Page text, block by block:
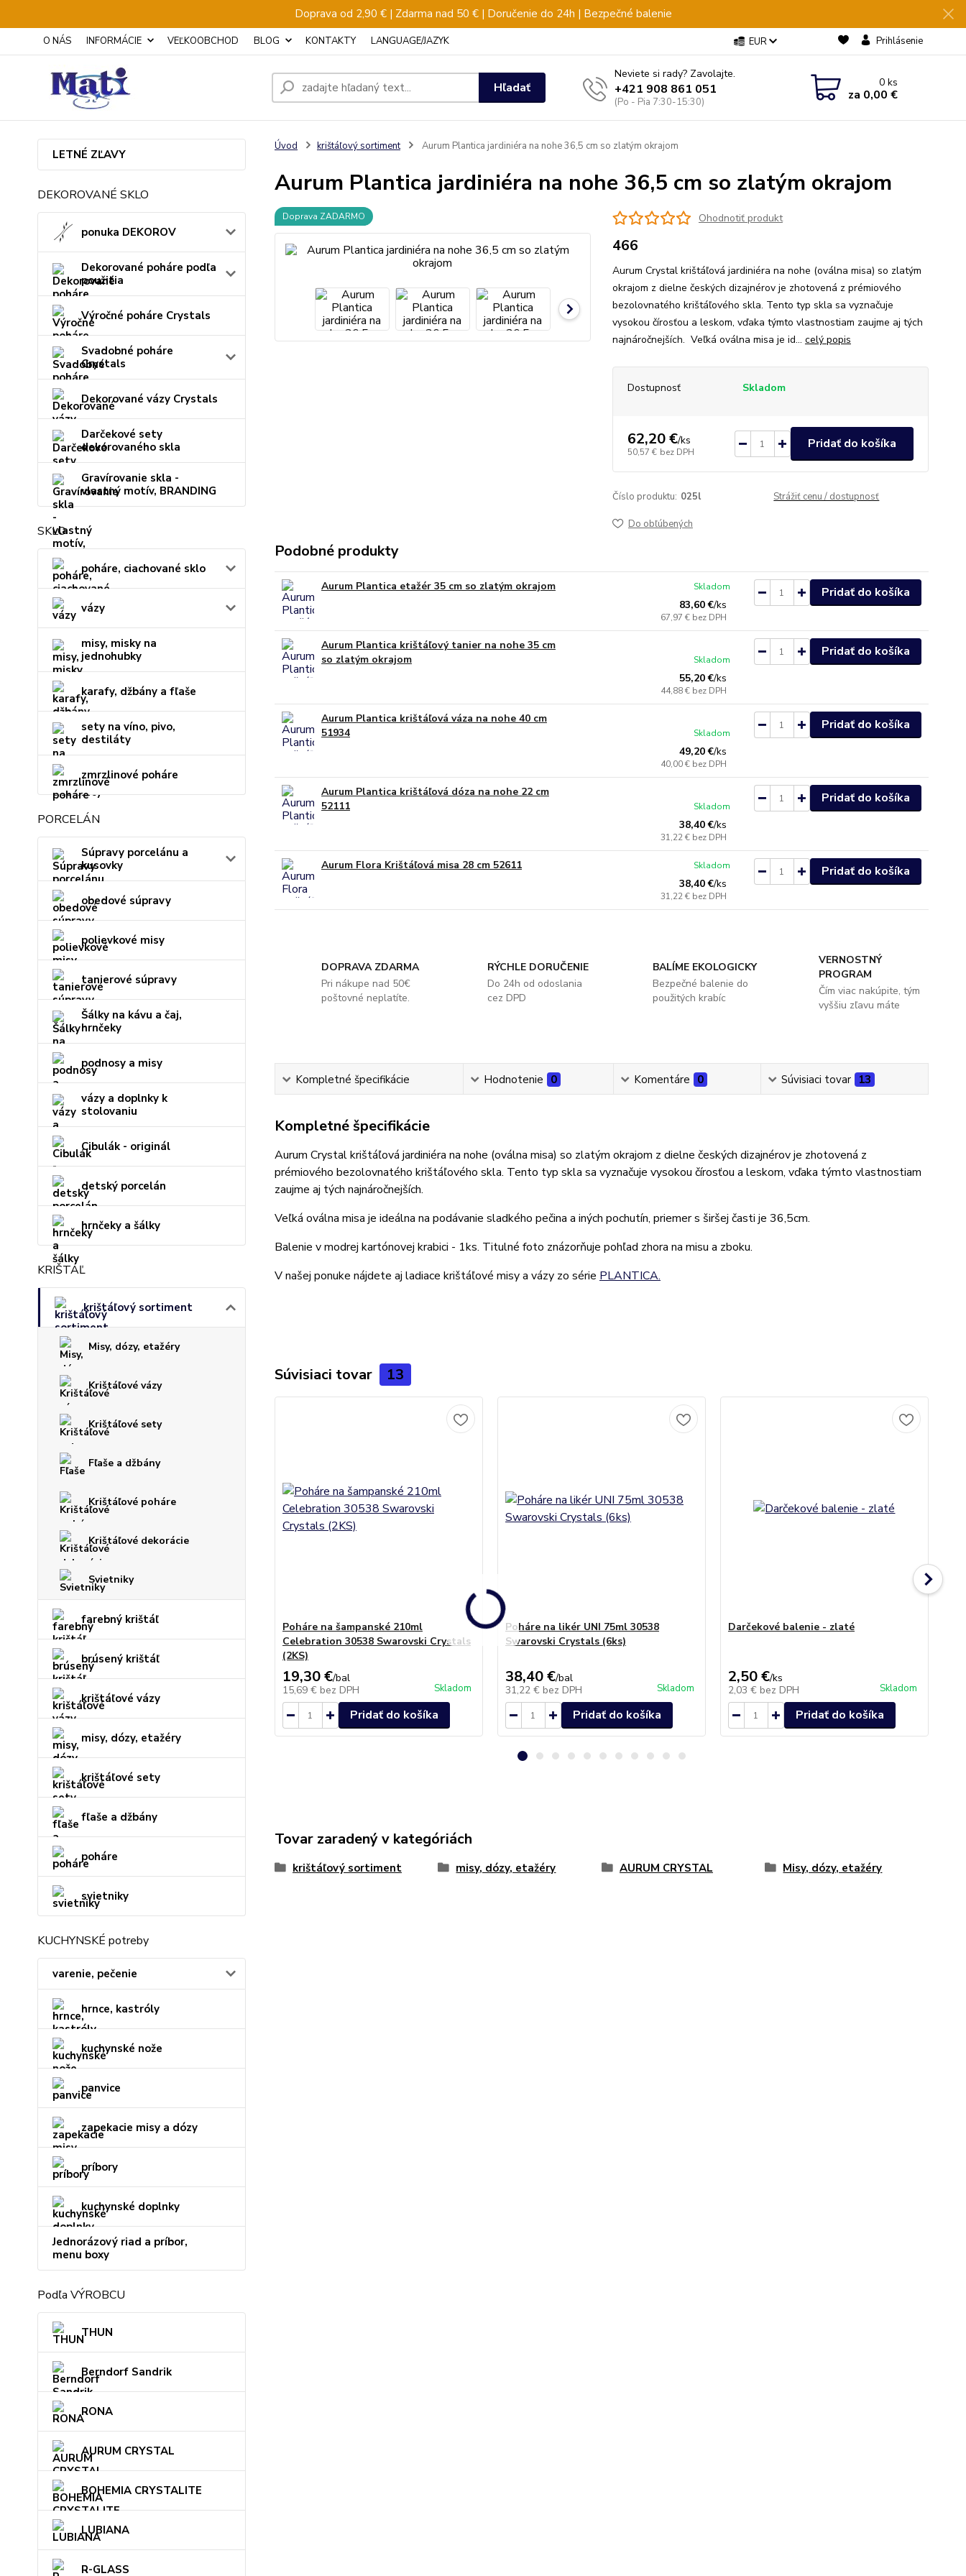
Doprava od 2,90 € | Zdarma nad 50 € | Doručenie do 24h | Bezpečné balenie
O NÁS INFORMÁCIE VEĽKOOBCHOD BLOG KONTAKTY LANGUAGE/JAZYK EUR Prihlásenie
Hľadať
Neviete si rady? Zavolajte.
+421 908 861 051
(Po - Pia 7:30-15:30)
0ks
za 0,00 €
LETNÉ ZĽAVY
DEKOROVANÉ SKLO
ponuka DEKOROV
Dekorované poháre podľa
použitia
Výročné poháre Crystals
Svadobné poháre
Crystals
Dekorované vázy Crystals
Darčekové sety
dekorovaného skla
Gravírovanie skla -
vlastný motív, BRANDING
SKLO
poháre, ciachované sklo
vázy
misy, misky na
jednohubky
karafy, džbány a fľaše
sety na víno, pivo,
destiláty
zmrzlinové poháre
PORCELÁN
Súpravy porcelánu a
kusovky
obedové súpravy
polievkové misy
tanierové súpravy
Šálky na kávu a čaj,
hrnčeky
podnosy a misy
vázy a doplnky k
stolovaniu
Cibulák - originál
detský porcelán
hrnčeky a šálky
KRIŠTÁĽ
krištáľový sortiment
Misy, dózy, etažéry
Krištáľové vázy
Krištáľové sety
Fľaše a džbány
Krištáľové poháre
Krištáľové dekorácie
Svietniky
farebný krištáľ
brúsený krištáľ
krištáľové vázy
misy, dózy, etažéry
krištáľové sety
fľaše a džbány
poháre
svietniky
KUCHYNSKÉ potreby
varenie, pečenie
hrnce, kastróly
kuchynské nože
panvice
zapekacie misy a dózy
príbory
kuchynské doplnky
Jednorázový riad a príbor,
menu boxy
Podľa VÝROBCU
THUN
Berndorf Sandrik
RONA
AURUM CRYSTAL
BOHEMIA CRYSTALITE
LUBIANA
R-GLASS
Úvod krištáľový sortiment Aurum Plantica jardiniéra na nohe 36,5 cm so zlatým okrajom
Aurum Plantica jardiniéra na nohe 36,5 cm so zlatým okrajom
Doprava ZADARMO Ohodnotiť produkt
466
Aurum Crystal krištáľová jardiniéra na nohe (oválna misa) so zlatým
okrajom z dielne českých dizajnérov je zhotovená z prémiového
bezolovnatého krištáľového skla. Tento typ skla sa vyznačuje
vysokou čírosťou a leskom, vďaka týmto vlastnostiam zaujme aj tých
najnáročnejších. Veľká oválna misa je id... celý popis
Dostupnosť Skladom
62,20 €/ks
50,57 € bez DPH
Pridať do košíka
Číslo produktu: 025l Strážiť cenu / dostupnosť
Do obľúbených
Podobné produkty
Aurum Plantica etažér 35 cm so zlatým okrajom
83,60 €/ks
67,97 € bez DPH
Skladom Pridať do košíka
Aurum Plantica krištáľový tanier na nohe 35 cm
so zlatým okrajom
55,20 €/ks
44,88 € bez DPH
Skladom
Pridať do košíka
Aurum Plantica krištáľová váza na nohe 40 cm
51934
49,20 €/ks
40,00 € bez DPH
Skladom
Pridať do košíka
Aurum Plantica krištáľová dóza na nohe 22 cm
52111
38,40 €/ks
31,22 € bez DPH
Skladom
Pridať do košíka
Aurum Flora Krištáľová misa 28 cm 52611
38,40 €/ks
31,22 € bez DPH
Skladom Pridať do košíka
DOPRAVA ZDARMA
Pri nákupe nad 50€
poštovné neplatíte.
RÝCHLE DORUČENIE
Do 24h od odoslania
cez DPD
BALÍME EKOLOGICKY
Bezpečné balenie do
použitých krabíc
VERNOSTNÝ
PROGRAM
Čím viac nakúpite, tým
vyššiu zľavu máte
Kompletné špecifikácie Hodnotenie 0 Komentáre 0 Súvisiaci tovar 13
Kompletné špecifikácie
Aurum Crystal krištáľová jardiniéra na nohe (oválna misa) so zlatým okrajom z dielne českých dizajnérov je zhotovená z
prémiového bezolovnatého krištáľového skla. Tento typ skla sa vyznačuje vysokou čírosťou a leskom, vďaka týmto vlastnostiam
zaujme aj tých najnáročnejších.
Veľká oválna misa je ideálna na podávanie sladkého pečina a iných pochutín, priemer s širšej časti je 36,5cm.
Balenie v modrej kartónovej krabici - 1ks. Titulné foto znázorňuje pohľad zhora na misu a zboku.
V našej ponuke nájdete aj ladiace krištáľové misy a vázy zo série PLANTICA.
Súvisiaci tovar 13
Poháre na šampanské 210ml
Celebration 30538 Swarovski Crystals
(2KS)
19,30 €/bal
15,69 € bez DPH Skladom
Pridať do košíka
Poháre na likér UNI 75ml 30538
Swarovski Crystals (6ks)
38,40 €/bal
31,22 € bez DPH Skladom
Pridať do košíka
Darčekové balenie - zlaté
2,50 €/ks
2,03 € bez DPH Skladom
Pridať do košíka
Tovar zaradený v kategóriách
krištáľový sortiment misy, dózy, etažéry AURUM CRYSTAL Misy, dózy, etažéry